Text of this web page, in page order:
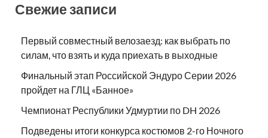
Свежие записи
Первый совместный велозаезд: как выбрать по
силам, что взять и куда приехать в выходные
Финальный этап Российской Эндуро Серии 2026
пройдет на ГЛЦ «Банное»
Чемпионат Республики Удмуртии по DH 2026
Подведены итоги конкурса костюмов 2-го Ночного